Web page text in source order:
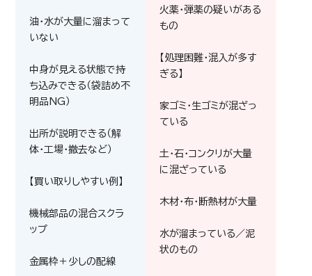
メモリー(SRAM)
油・水が大量に溜まって
いない
中身が見える状態で持
ち込みできる（袋詰め不
明品NG）
出所が説明できる（解
体・工場・撤去など）
【買い取りしやすい例】
機械部品の混合スクラ
ップ
金属枠＋少しの配線
火薬・弾薬の疑いがある
もの
【処理困難・混入が多す
ぎる】
家ゴミ・生ゴミが混ざっ
ている
土・石・コンクリが大量
に混ざっている
木材・布・断熱材が大量
水が溜まっている／泥
状のもの